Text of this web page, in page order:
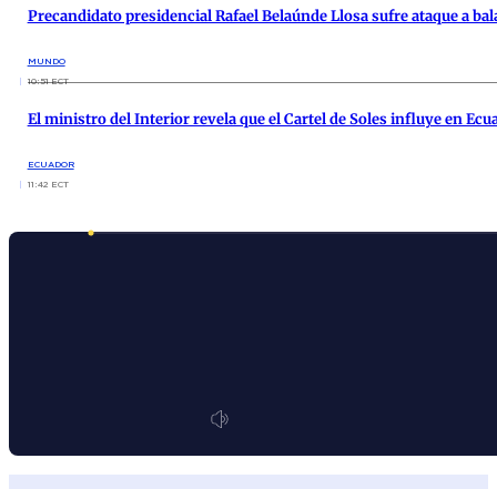
Precandidato presidencial Rafael Belaúnde Llosa sufre ataque a
MUNDO
10:51 ECT
El ministro del Interior revela que el Cartel de Soles influye en
ECUADOR
11:42 ECT